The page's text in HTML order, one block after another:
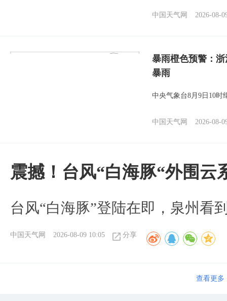
中国天气网 2026-08-
暴雨橙色预警：
暴雨
中央气象台8月9日10时
中国天气网 2026-08-
震撼！台风“白海豚“外围云
台风“白海豚”登陆在即，泉州看
中国天气网 2026-08-09 10:05 分享
查看更多